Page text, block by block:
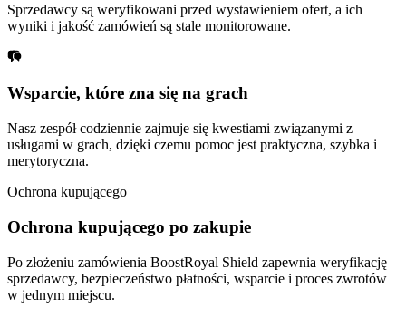
Sprzedawcy są weryfikowani przed wystawieniem ofert, a ich
wyniki i jakość zamówień są stale monitorowane.
Wsparcie, które zna się na grach
Nasz zespół codziennie zajmuje się kwestiami związanymi z
usługami w grach, dzięki czemu pomoc jest praktyczna, szybka i
merytoryczna.
Ochrona kupującego
Ochrona kupującego po zakupie
Po złożeniu zamówienia BoostRoyal Shield zapewnia weryfikację
sprzedawcy, bezpieczeństwo płatności, wsparcie i proces zwrotów
w jednym miejscu.